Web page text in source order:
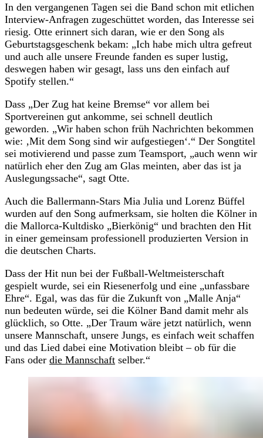
In den vergangenen Tagen sei die Band schon mit etlichen
Interview-Anfragen zugeschüttet worden, das Interesse sei
riesig. Otte erinnert sich daran, wie er den Song als
Geburtstagsgeschenk bekam: „Ich habe mich ultra gefreut
und auch alle unsere Freunde fanden es super lustig,
deswegen haben wir gesagt, lass uns den einfach auf
Spotify stellen.“
Dass „Der Zug hat keine Bremse“ vor allem bei
Sportvereinen gut ankomme, sei schnell deutlich
geworden. „Wir haben schon früh Nachrichten bekommen
wie: ‚Mit dem Song sind wir aufgestiegen‘.“ Der Songtitel
sei motivierend und passe zum Teamsport, „auch wenn wir
natürlich eher den Zug am Glas meinten, aber das ist ja
Auslegungssache“, sagt Otte.
Auch die Ballermann-Stars Mia Julia und Lorenz Büffel
wurden auf den Song aufmerksam, sie holten die Kölner in
die Mallorca-Kultdisko „Bierkönig“ und brachten den Hit
in einer gemeinsam professionell produzierten Version in
die deutschen Charts.
Dass der Hit nun bei der Fußball-Weltmeisterschaft
gespielt wurde, sei ein Riesenerfolg und eine „unfassbare
Ehre“. Egal, was das für die Zukunft von „Malle Anja“
nun bedeuten würde, sei die Kölner Band damit mehr als
glücklich, so Otte. „Der Traum wäre jetzt natürlich, wenn
unsere Mannschaft, unsere Jungs, es einfach weit schaffen
und das Lied dabei eine Motivation bleibt – ob für die
Fans oder die Mannschaft selber.“